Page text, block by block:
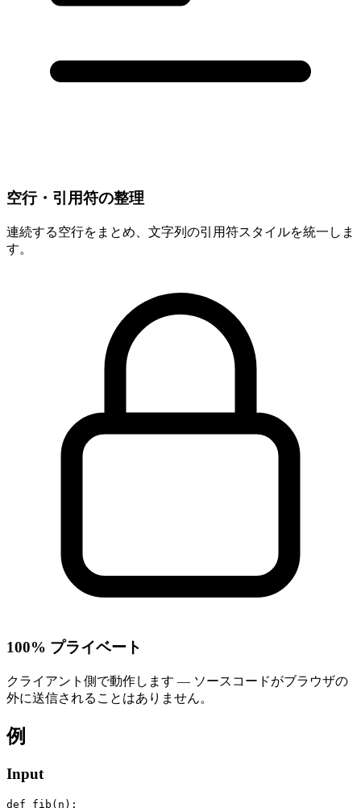
空行・引用符の整理
連続する空行をまとめ、文字列の引用符スタイルを統一しま
す。
100% プライベート
クライアント側で動作します — ソースコードがブラウザの
外に送信されることはありません。
例
Input
def fib(n):